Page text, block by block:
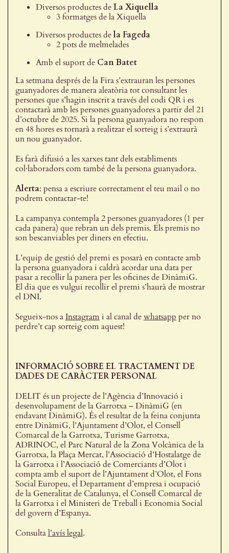
Diversos productes deLa Xiquella
3 formatges de la Xiquella
Diversos productes dela Fageda
2 pots de melmelades
Amb el suport de Can Batet
La setmana després de la Fira s’extrauran les persones
guanyadores de manera aleatòria tot consultant les
persones que s’hagin inscrit a través del codi QR i es
contactarà amb les persones guanyadores a partir del 21
d’octubre de 2025. Si la persona guanyadora no respon
en 48 hores es tornarà a realitzar el sorteig i s’extraurà
un nou guanyador.
Es farà difusió a les xarxes tant dels establiments
col·laboradors com també de la persona guanyadora.
Alerta: pensa a escriure correctament el teu mail o no
podrem contactar-te!
La campanya contempla 2 persones guanyadores (1 per
cada panera) que rebran un dels premis. Els premis no
son bescanviables per diners en efectiu.
L’equip de gestió del premi es posarà en contacte amb
la persona guanyadora i caldrà acordar una data per
pasar a recollir la panera per les oficines de DinàmiG.
El dia que es vulgui recollir el premi s’haurà de mostrar
el DNI.
Segueix-nos a Instagrami al canal dewhatsapp per no
perdre’t cap sorteig com aquest!
INFORMACIÓ SOBRE EL TRACTAMENT DE
DADES DE CARÀCTER PERSONAL
DELIT és un projecte de l’Agència d’Innovació i
desenvolupament de la Garrotxa – DinàmiG (en
endavant DinàmiG). És el resultat de la feina conjunta
entre DinàmiG, l’Ajuntament d’Olot, el Consell
Comarcal de la Garrotxa, Turisme Garrotxa,
ADRINOC, el Parc Natural de la Zona Volcànica de la
Garrotxa, la Plaça Mercat, l’Associació d’Hostalatge de
la Garrotxa i l’Associació de Comerciants d’Olot i
compta amb el suport de l’Ajuntament d’Olot, el Fons
Social Europeu, el Departament d’empresa i ocupació
de la Generalitat de Catalunya, el Consell Comarcal de
la Garrotxa i el Ministeri de Treball i Economia Social
del govern d’Espanya.
Consultal’avís legal.